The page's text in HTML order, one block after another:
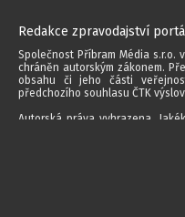
Redakce zpravodajství
Společnost Příbram Média s.r.o.
chráněn autorským zákonem.
obsahu či jeho části
předchozího souhlasu ČTK
Autorská práva vyhrazena.